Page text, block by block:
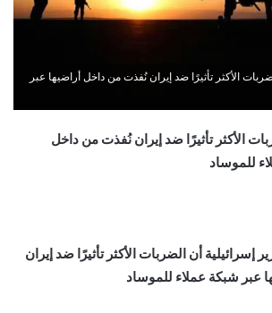
الأكثر تأثيرًا ضد إيران نُفذت من داخل أراضيها عبر
الأكثر تأثيرًا ضد إيران نُفذت من داخل
للموساد
أن الضربات الأكثر تأثيرًا ضد إيران
عبر شبكة عملاء للموساد